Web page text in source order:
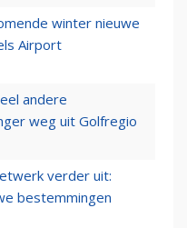
winter nieuwe
Airport
andere
weg uit Golfregio
verder uit:
bestemmingen